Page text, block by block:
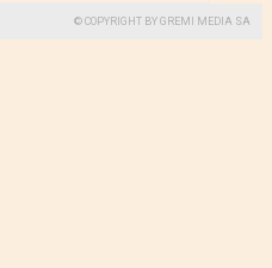
© COPYRIGHT BY GREMI MEDIA SA